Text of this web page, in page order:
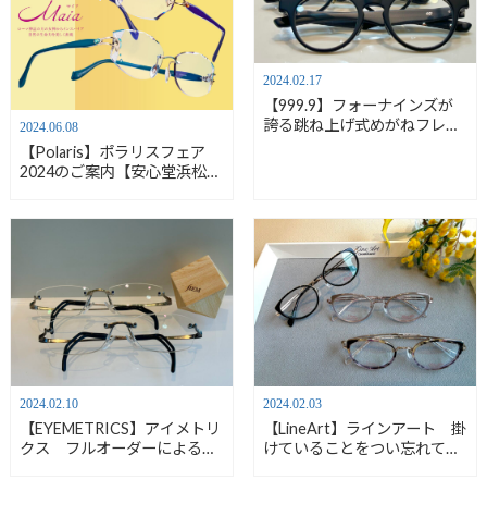
2024.06.08
【Polaris】ポラリスフェア
2024のご案内【安心堂浜松
2024.02.17
【999.9】フォーナインズが
誇る跳ね上げ式めがねフレー
2024.02.10
【EYEMETRICS】アイメトリ
クス フルオーダーによるメ
2024.02.03
【LineArt】ラインアート 掛
けていることをつい忘れてし